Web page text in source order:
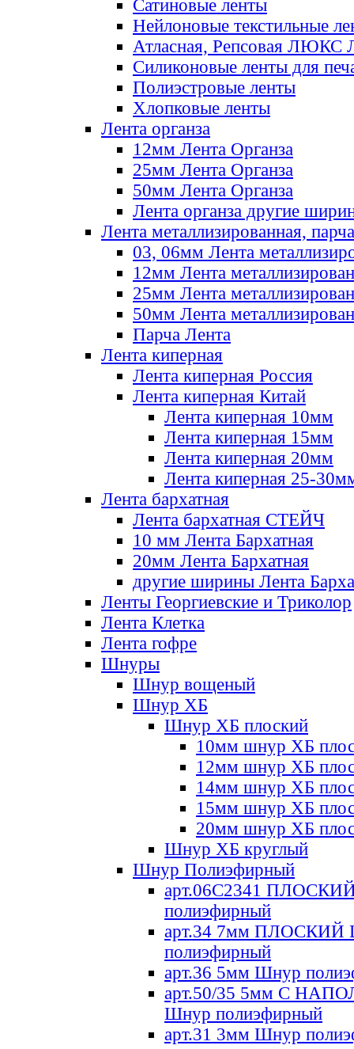
Сатиновые ленты
Нейлоновые текстильные
Атласная, Репсовая ЛЮКС
Силиконовые ленты для
Полиэстровые ленты
Хлопковые ленты
Лента органза
12мм Лента Органза
25мм Лента Органза
50мм Лента Органза
Лента органза другие
Лента металлизированная, парча
03, 06мм Лента
12мм Лента
25мм Лента
50мм Лента
Парча Лента
Лента киперная
Лента киперная Россия
Лента киперная Китай
Лента киперная 10мм
Лента киперная 15мм
Лента киперная 20мм
Лента киперная 25-
Лента бархатная
Лента бархатная СТЕЙЧ
10 мм Лента Бархатная
20мм Лента Бархатная
другие ширины Лента
Ленты Георгиевские и Триколор
Лента Клетка
Лента гофре
Шнуры
Шнур вощеный
Шнур ХБ
Шнур ХБ плоский
10мм шнур ХБ
12мм шнур ХБ
14мм шнур ХБ
15мм шнур ХБ
20мм шнур ХБ
Шнур ХБ круглый
Шнур Полиэфирный
арт.06С2341
полиэфирный
арт.34 7мм ПЛОСКИЙ
полиэфирный
арт.36 5мм Шнур
арт.50/35 5мм С
Шнур полиэфирный
арт.31 3мм Шнур